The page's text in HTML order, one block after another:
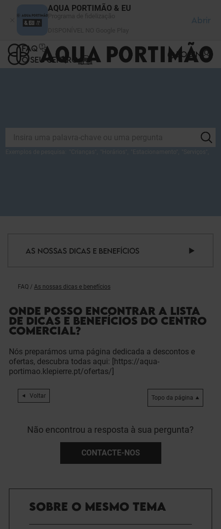
AQUA PORTIMÃO & EU
Abrir
FAQ
O SEU CENTRO
LOGIN
AS NOSSAS DICAS E BENEFÍCIOS
FAQ / As nossas dicas e benefícios
ONDE POSSO ENCONTRAR A LISTA
DE DICAS E BENEFÍCIOS DO CENTRO
COMERCIAL?
Nós preparámos uma página dedicada a descontos e
ofertas, descubra todas aqui: [https://aqua-
portimao.klepierre.pt/ofertas/]
Voltar Topo da página
Não encontrou a resposta à sua pergunta?
CONTACTE-NOS
SOBRE O MESMO TEMA
Painel de Gerenciamento de Cookies